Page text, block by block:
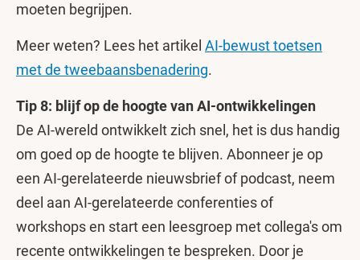
moeten begrijpen.
Meer weten? Lees het artikel AI-bewust toetsen
met de tweebaansbenadering.
Tip 8: blijf op de hoogte van AI-ontwikkelingen
De AI-wereld ontwikkelt zich snel, het is dus handig
om goed op de hoogte te blijven. Abonneer je op
een AI-gerelateerde nieuwsbrief of podcast, neem
deel aan AI-gerelateerde conferenties of
workshops en start een leesgroep met collega's om
recente ontwikkelingen te bespreken. Door je